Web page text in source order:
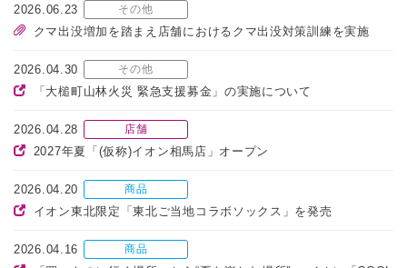
2026.06.23 その他
クマ出没増加を踏まえ店舗におけるクマ出没対策訓練を実施
2026.04.30 その他
「大槌町山林火災 緊急支援募金」の実施について
2026.04.28 店舗
2027年夏「(仮称)イオン相馬店」オープン
2026.04.20 商品
イオン東北限定「東北ご当地コラボソックス」を発売
2026.04.16 商品